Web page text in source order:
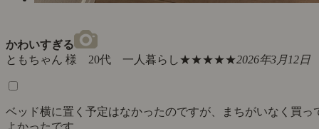
かわいすぎる
ともちゃん 様 20代 一人暮らし★★★★★2026年3月12日
ベッド横に置く予定はなかったのですが、まちがいなく買っ